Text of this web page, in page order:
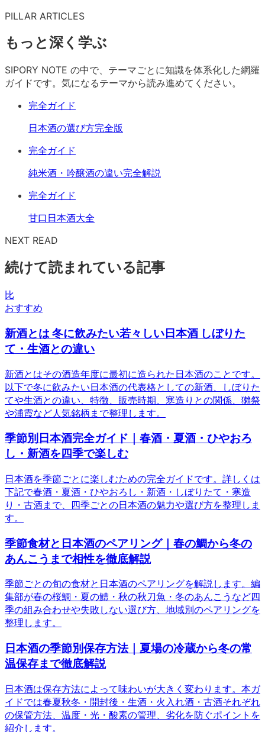
PILLAR ARTICLES
もっと深く学ぶ
SIPORY NOTE の中で、テーマごとに知識を体系化した網羅
ガイドです。気になるテーマから読み進めてください。
完全ガイド
日本酒の選び方完全版
完全ガイド
純米酒・吟醸酒の違い完全解説
完全ガイド
甘口日本酒大全
NEXT READ
続けて読まれている記事
比
おすすめ
新酒とは 冬に飲みたい若々しい日本酒 しぼりた
て・生酒との違い
新酒とはその酒造年度に最初に造られた日本酒のことです。
以下で冬に飲みたい日本酒の代表格としての新酒、しぼりた
てや生酒との違い、特徴、販売時期、寒造りとの関係、獺祭
や浦霞など人気銘柄まで整理します。
季節別日本酒完全ガイド｜春酒・夏酒・ひやおろ
し・新酒を四季で楽しむ
日本酒を季節ごとに楽しむための完全ガイドです。詳しくは
下記で春酒・夏酒・ひやおろし・新酒・しぼりたて・寒造
り・古酒まで、四季ごとの日本酒の魅力や選び方を整理しま
す。
季節食材と日本酒のペアリング｜春の鯛から冬の
あんこうまで相性を徹底解説
季節ごとの旬の食材と日本酒のペアリングを解説します。編
集部が春の桜鯛・夏の鱧・秋の秋刀魚・冬のあんこうなど四
季の組み合わせや失敗しない選び方、地域別のペアリングを
整理します。
日本酒の季節別保存方法｜夏場の冷蔵から冬の常
温保存まで徹底解説
日本酒は保存方法によって味わいが大きく変わります。本ガ
イドでは春夏秋冬・開封後・生酒・火入れ酒・古酒それぞれ
の保管方法、温度・光・酸素の管理、劣化を防ぐポイントを
紹介します。